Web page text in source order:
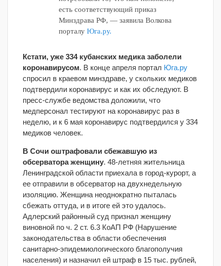
есть соответствующий приказ
Минздрава РФ, — заявила Волкова
порталу Юга.ру.
Кстати, уже 334 кубанских медика заболели
коронавирусом. В конце апреля портал Юга.ру
спросил в краевом минздраве, у скольких медиков
подтвердили коронавирус и как их обследуют. В
пресс-службе ведомства доложили, что
медперсонал тестируют на коронавирус раз в
неделю, и к 6 мая коронавирус подтвердился у 334
медиков человек.
В Сочи оштрафовали сбежавшую из
обсерватора женщину. 48-летняя жительница
Ленинградской области приехала в город-курорт, а
ее отправили в обсерватор на двухнедельную
изоляцию. Женщина неоднократно пыталась
сбежать оттуда, и в итоге ей это удалось.
Адлерский районный суд признал женщину
виновной по ч. 2 ст. 6.3 КоАП РФ (Нарушение
законодательства в области обеспечения
санитарно-эпидемиологического благополучия
населения) и назначил ей штраф в 15 тыс. рублей,